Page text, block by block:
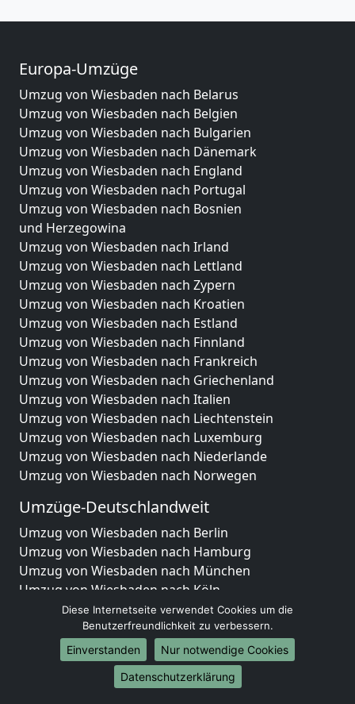
Europa-Umzüge
Umzug von Wiesbaden nach Belarus
Umzug von Wiesbaden nach Belgien
Umzug von Wiesbaden nach Bulgarien
Umzug von Wiesbaden nach Dänemark
Umzug von Wiesbaden nach England
Umzug von Wiesbaden nach Portugal
Umzug von Wiesbaden nach Bosnien
und Herzegowina
Umzug von Wiesbaden nach Irland
Umzug von Wiesbaden nach Lettland
Umzug von Wiesbaden nach Zypern
Umzug von Wiesbaden nach Kroatien
Umzug von Wiesbaden nach Estland
Umzug von Wiesbaden nach Finnland
Umzug von Wiesbaden nach Frankreich
Umzug von Wiesbaden nach Griechenland
Umzug von Wiesbaden nach Italien
Umzug von Wiesbaden nach Liechtenstein
Umzug von Wiesbaden nach Luxemburg
Umzug von Wiesbaden nach Niederlande
Umzug von Wiesbaden nach Norwegen
Umzüge-Deutschlandweit
Umzug von Wiesbaden nach Berlin
Umzug von Wiesbaden nach Hamburg
Umzug von Wiesbaden nach München
Umzug von Wiesbaden nach Köln
Umzug von Wiesbaden nach Frankfurt am Main
Umzug von Wiesbaden nach Stuttgart
Umzug von Wiesbaden nach Düsseldorf
Umzug von Wiesbaden nach Leipzig
Umzug von Wiesbaden nach Dortmund
Diese Internetseite verwendet Cookies um die
Benutzerfreundlichkeit zu verbessern.
Einverstanden
Nur notwendige Cookies
Datenschutzerklärung